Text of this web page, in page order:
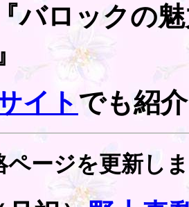
クの魅力
イト でも紹
ページを更新し